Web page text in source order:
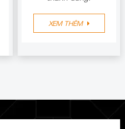
XEM THÊM